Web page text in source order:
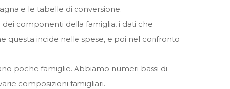
e le tabelle di conversione.
componenti della famiglia, i dati che
questa incide nelle spese, e poi nel confronto
poche famiglie. Abbiamo numeri bassi di
composizioni famigliari.